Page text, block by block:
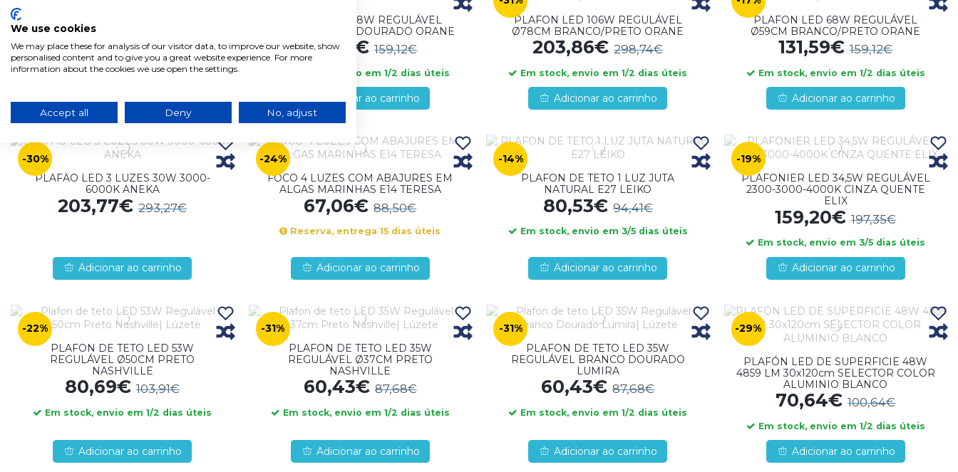
Ø78CM BRANCO/DOURADO ORANE
203,86€298,74€
Em stock, envio em 1/2 dias úteis
PLAFON LED 68W REGULÁVEL
Ø59CM BRANCO/DOURADO ORANE
131,59€159,12€
Em stock, envio em 1/2 dias úteis
Adicionar ao carrinho
PLAFON LED 106W REGULÁVEL
Ø78CM BRANCO/PRETO ORANE
203,86€298,74€
Em stock, envio em 1/2 dias úteis
Adicionar ao carrinho
PLAFON LED 68W REGULÁVEL
Ø59CM BRANCO/PRETO ORANE
131,59€159,12€
Em stock, envio em 1/2 dias úteis
Adicionar ao carrinho
-30%
PLAFÄO LED 3 LUZES 30W 3000-
6000K ANEKA
203,77€293,27€
Adicionar ao carrinho
-24%
FOCO 4 LUZES COM ABAJURES EM
ALGAS MARINHAS E14 TERESA
67,06€88,50€
Reserva, entrega 15 dias úteis
Adicionar ao carrinho
-14%
PLAFON DE TETO 1 LUZ JUTA
NATURAL E27 LEIKO
80,53€94,41€
Em stock, envio em 3/5 dias úteis
Adicionar ao carrinho
-19%
PLAFONIER LED 34,5W REGULÁVEL
2300-3000-4000K CINZA QUENTE
ELIX
159,20€197,35€
Em stock, envio em 3/5 dias úteis
Adicionar ao carrinho
-22%
PLAFON DE TETO LED 53W
REGULÁVEL Ø50CM PRETO
NASHVILLE
80,69€103,91€
Em stock, envio em 1/2 dias úteis
Adicionar ao carrinho
-31%
PLAFON DE TETO LED 35W
REGULÁVEL Ø37CM PRETO
NASHVILLE
60,43€87,68€
Em stock, envio em 1/2 dias úteis
Adicionar ao carrinho
-31%
PLAFON DE TETO LED 35W
REGULÁVEL BRANCO DOURADO
LUMIRA
60,43€87,68€
Em stock, envio em 1/2 dias úteis
Adicionar ao carrinho
-29%
PLAFÓN LED DE SUPERFICIE 48W
4859 LM 30x120cm SELECTOR COLOR
ALUMINIO BLANCO
70,64€100,64€
Em stock, envio em 1/2 dias úteis
Adicionar ao carrinho
We use cookies
We may place these for analysis of our visitor data, to improve our website, show
personalised content and to give you a great website experience. For more
information about the cookies we use open the settings.
Accept all Deny No, adjust